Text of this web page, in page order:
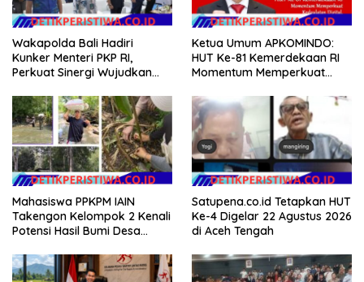
Wakapolda Bali Hadiri
Kunker Menteri PKP RI,
Perkuat Sinergi Wujudkan
Masyarakat
Ketua Umum APKOMINDO:
HUT Ke-81 Kemerdekaan RI
Momentum Memperkuat
Teknologi, dan Kepastian
Hukum Menuju Indonesia
Emas 2045
Mahasiswa PPKPM IAIN
Takengon Kelompok 2 Kenali
Potensi Hasil Bumi Desa
Satupena.co.id Tetapkan HUT
Ke-4 Digelar 22 Agustus 2026
di Aceh Tengah